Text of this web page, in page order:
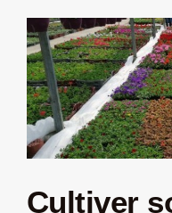
Cultiver